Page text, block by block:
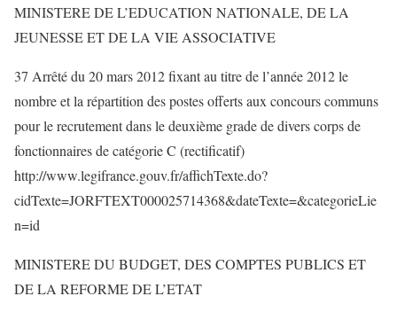
MINISTERE DE L’EDUCATION NATIONALE, DE LA
JEUNESSE ET DE LA VIE ASSOCIATIVE
37 Arrêté du 20 mars 2012 fixant au titre de l’année 2012 le
nombre et la répartition des postes offerts aux concours communs
pour le recrutement dans le deuxième grade de divers corps de
fonctionnaires de catégorie C (rectificatif)
http://www.legifrance.gouv.fr/affichTexte.do?
cidTexte=JORFTEXT000025714368&dateTexte=&categorieLie
n=id
MINISTERE DU BUDGET, DES COMPTES PUBLICS ET
DE LA REFORME DE L’ETAT